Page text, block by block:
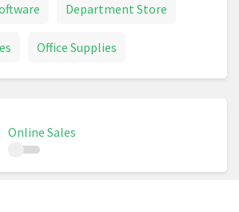
Department Store
Office Supplies
Online Sales